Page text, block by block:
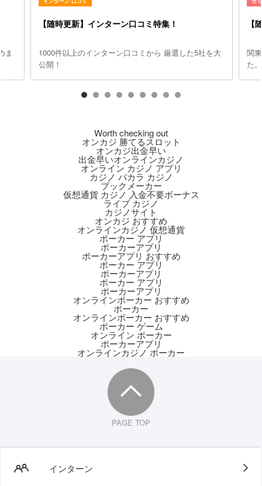
ま
【随時更新】インターン口コミ特集！
1000件以上のインターン口コミから 厳選した5社を大
公開！
【
関
た。
Worth checking out
オンカジ 勝てるスロット
オンカジ出金早い
出金早いオンラインカジノ
オンライン カジノ アプリ
カジノ バカラ カジノ
ブックメーカー
仮想通貨 カジノ 入金不要ボーナス
ライブ カジノ
カジノサイト
オンカジ おすすめ
オンラインカジノ 仮想通貨
ポーカー アプリ
ポーカーアプリ
ポーカーアプリ おすすめ
ポーカー アプリ
ポーカーアプリ
ポーカー アプリ
ポーカーアプリ
オンラインポーカー おすすめ
ポーカー
オンラインポーカー おすすめ
ポーカー ゲーム
オンライン ポーカー
ポーカーアプリ
オンラインカジノ ポーカー
PAGE TOP
インターン